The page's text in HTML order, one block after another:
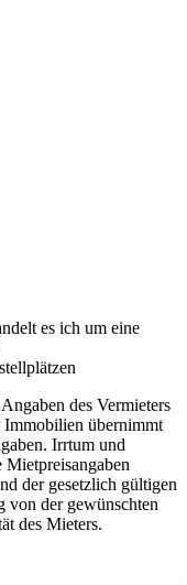
es ich um eine
des Vermieters
übernimmt
Irrtum und
der gesetzlich gültigen
von der gewünschten
des Mieters.